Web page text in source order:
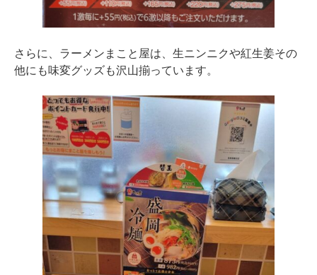
さらに、ラーメンまこと屋は、生ニンニクや紅生姜その
他にも味変グッズも沢山揃っています。